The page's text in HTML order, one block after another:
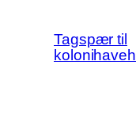
Tagspær til